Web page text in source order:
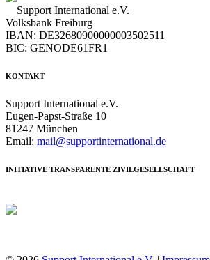
Support International e.V.
Volksbank Freiburg
IBAN: DE32680900000003502511
BIC: GENODE61FR1
KONTAKT
Support International e.V.
Eugen-Papst-Straße 10
81247 München
Email: mail@supportinternational.de
INITIATIVE TRANSPARENTE ZIVILGESELLSCHAFT